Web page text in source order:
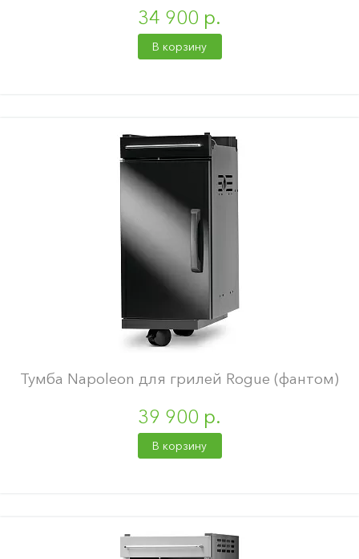
34 900 р.
В корзину
Тумба Napoleon для грилей Rogue (фантом)
39 900 р.
В корзину